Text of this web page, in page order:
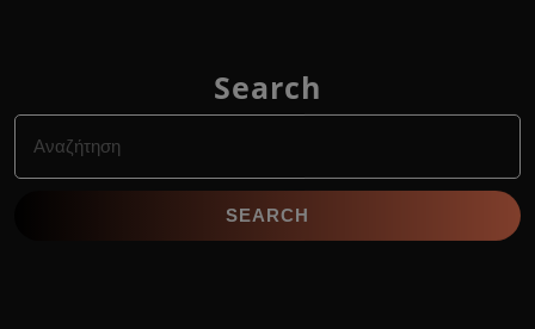
Search
for: